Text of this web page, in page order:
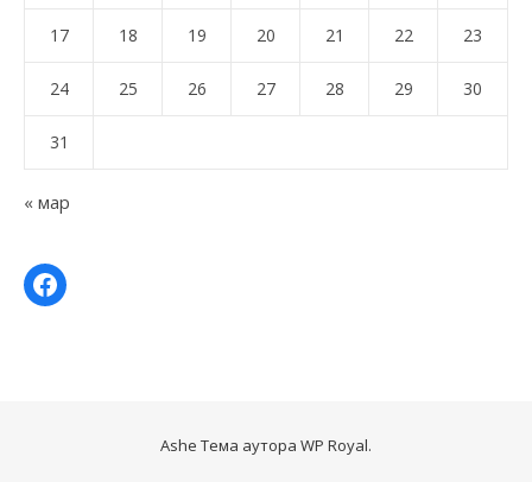
17 18 19 20 21 22 23
24 25 26 27 28 29 30
31
« мар
Ashe Тема аутора WP Royal.